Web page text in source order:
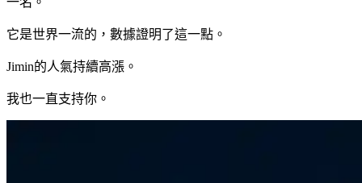
它是世界一流的，數據證明了這一點。
Jimin的人氣持續高漲。
我也一直支持你。